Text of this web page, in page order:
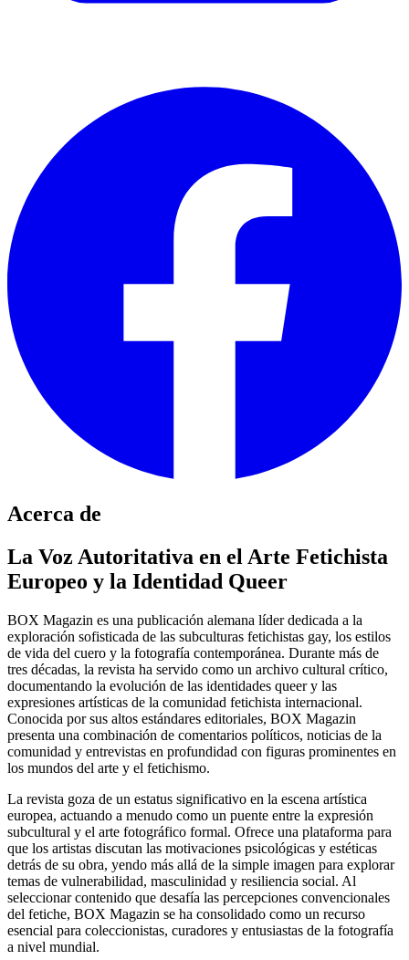
Acerca de
La Voz Autoritativa en el Arte Fetichista
Europeo y la Identidad Queer
BOX Magazin es una publicación alemana líder dedicada a la
exploración sofisticada de las subculturas fetichistas gay, los estilos
de vida del cuero y la fotografía contemporánea. Durante más de
tres décadas, la revista ha servido como un archivo cultural crítico,
documentando la evolución de las identidades queer y las
expresiones artísticas de la comunidad fetichista internacional.
Conocida por sus altos estándares editoriales, BOX Magazin
presenta una combinación de comentarios políticos, noticias de la
comunidad y entrevistas en profundidad con figuras prominentes en
los mundos del arte y el fetichismo.
La revista goza de un estatus significativo en la escena artística
europea, actuando a menudo como un puente entre la expresión
subcultural y el arte fotográfico formal. Ofrece una plataforma para
que los artistas discutan las motivaciones psicológicas y estéticas
detrás de su obra, yendo más allá de la simple imagen para explorar
temas de vulnerabilidad, masculinidad y resiliencia social. Al
seleccionar contenido que desafía las percepciones convencionales
del fetiche, BOX Magazin se ha consolidado como un recurso
esencial para coleccionistas, curadores y entusiastas de la fotografía
a nivel mundial.